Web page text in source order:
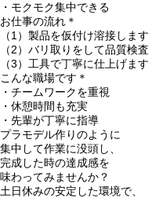
・モクモク集中できる
お仕事の流れ＊
（1）製品を仮付け溶接します
（2）バリ取りをして品質検査
（3）工具で丁寧に仕上げます
こんな職場です＊
・チームワークを重視
・休憩時間も充実
・先輩が丁寧に指導
プラモデル作りのように
集中して作業に没頭し、
完成した時の達成感を
味わってみませんか？
土日休みの安定した環境で、